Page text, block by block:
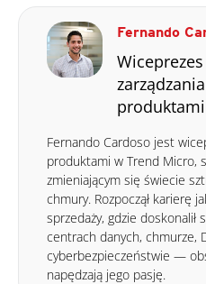
Fernando
zarządzania
produktami
Fernando Cardoso jest
produktami w Trend Micro,
zmieniającym się świecie
chmury. Rozpoczął karierę
sprzedaży, gdzie
centrach danych, chmurze,
cyberbezpieczeństwie —
napędzają jego pasję.